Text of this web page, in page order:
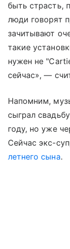
быть страсть,
люди говорят
зачитывают
такие
нужен не
сейчас», —
Напомним,
сыграл
году, но уже
Сейчас экс-
летнего сына.